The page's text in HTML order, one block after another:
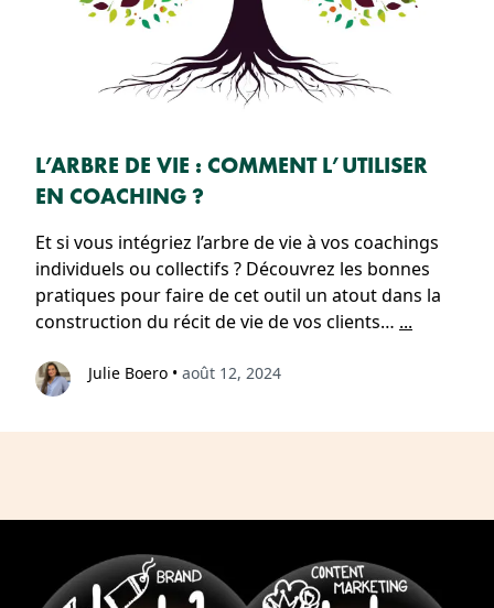
L’ARBRE DE VIE : COMMENT L’UTILISER
EN COACHING ?
Et si vous intégriez l’arbre de vie à vos coachings
individuels ou collectifs ? Découvrez les bonnes
pratiques pour faire de cet outil un atout dans la
construction du récit de vie de vos clients… ...
Julie Boero • août 12, 2024